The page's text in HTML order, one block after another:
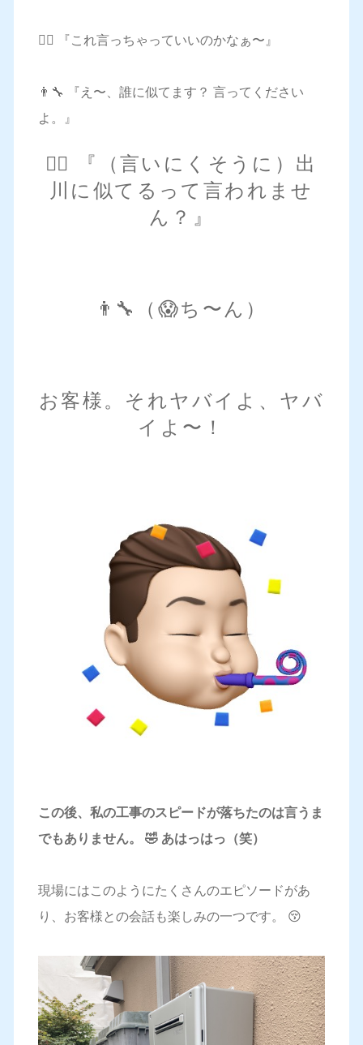
🙋‍♀️ 『これ言っちゃっていいのかなぁ〜』
👨‍🔧 『え〜、誰に似てます？ 言ってください
よ。』
🙋‍♀️ 『（言いにくそうに）出
川に似てるって言われませ
ん？』
👨‍🔧（😱ち〜ん）
お客様。それヤバイよ、ヤバ
イよ〜！
この後、私の工事のスピードが落ちたのは言うま
でもありません。 🤣 あはっはっ（笑）
現場にはこのようにたくさんのエピソードがあ
り、お客様との会話も楽しみの一つです。 😚